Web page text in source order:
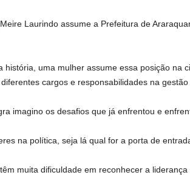
Laurindo assume a Prefeitura de
história, uma mulher assume essa posição na
cargos e responsabilidades na
imagino os desafios que já enfrentou e
na política, seja lá qual for a porta de
muita dificuldade em reconhecer a